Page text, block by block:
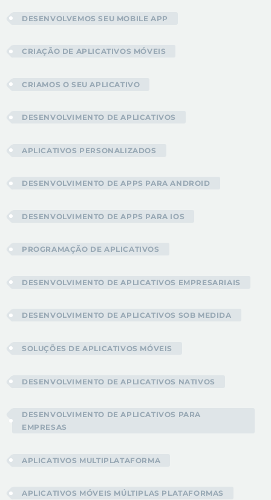
DESENVOLVEMOS SEU MOBILE APP
CRIAÇÃO DE APLICATIVOS MÓVEIS
CRIAMOS O SEU APLICATIVO
DESENVOLVIMENTO DE APLICATIVOS
APLICATIVOS PERSONALIZADOS
DESENVOLVIMENTO DE APPS PARA ANDROID
DESENVOLVIMENTO DE APPS PARA IOS
PROGRAMAÇÃO DE APLICATIVOS
DESENVOLVIMENTO DE APLICATIVOS EMPRESARIAIS
DESENVOLVIMENTO DE APLICATIVOS SOB MEDIDA
SOLUÇÕES DE APLICATIVOS MÓVEIS
DESENVOLVIMENTO DE APLICATIVOS NATIVOS
DESENVOLVIMENTO DE APLICATIVOS PARA
EMPRESAS
APLICATIVOS MULTIPLATAFORMA
APLICATIVOS MÓVEIS MÚLTIPLAS PLATAFORMAS